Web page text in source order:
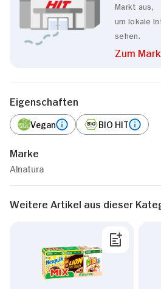
Markt aus,
um lokale
sehen.
Zum
Eigenschaften
Vegan BIO HIT
Marke
Alnatura
Weitere Artikel aus dieser